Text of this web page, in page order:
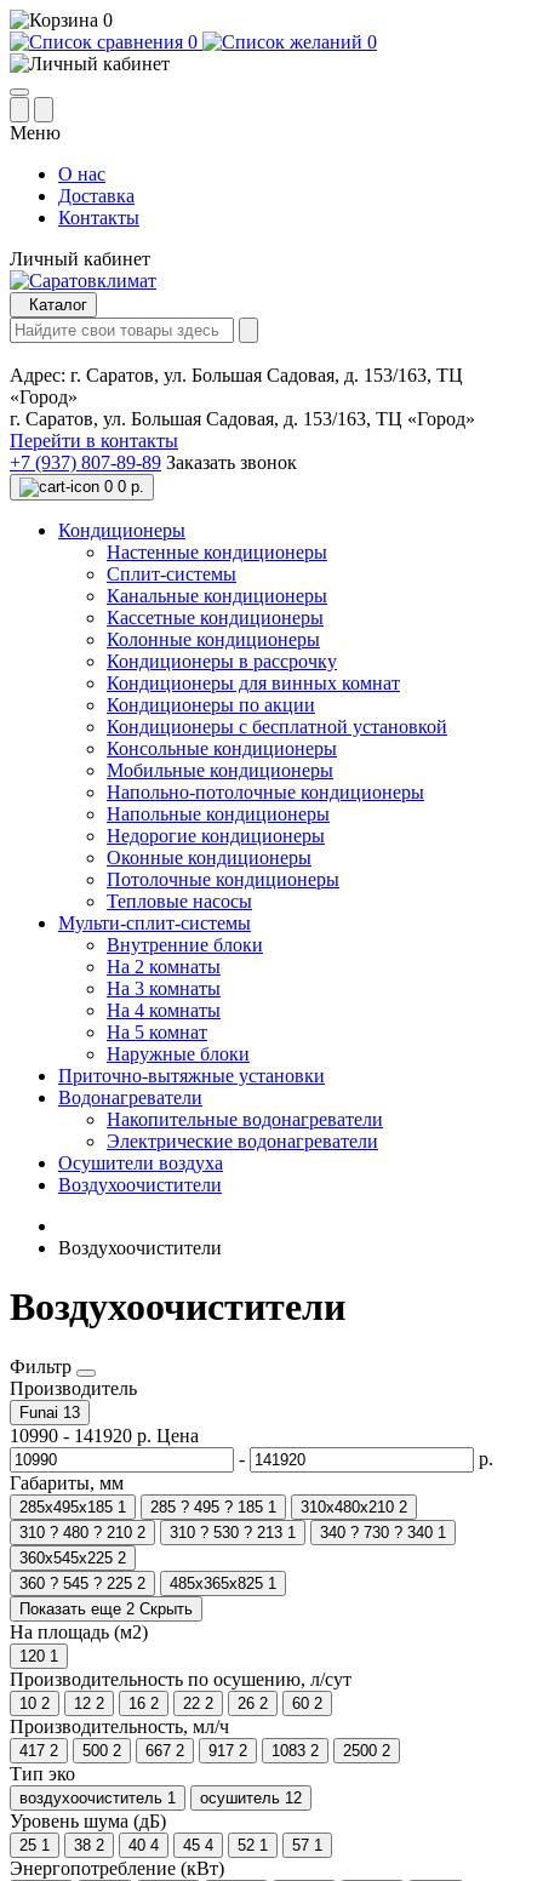
0
0
0
Меню
О нас
Доставка
Контакты
Личный кабинет
Каталог
Адрес: г. Саратов, ул. Большая Садовая, д. 153/163, ТЦ
«Город»
г. Саратов, ул. Большая Садовая, д. 153/163, ТЦ «Город»
Перейти в контакты
+7 (937) 807-89-89 Заказать звонок
0 0 р.
Кондиционеры
Настенные кондиционеры
Сплит-системы
Канальные кондиционеры
Кассетные кондиционеры
Колонные кондиционеры
Кондиционеры в рассрочку
Кондиционеры для винных комнат
Кондиционеры по акции
Кондиционеры с бесплатной установкой
Консольные кондиционеры
Мобильные кондиционеры
Напольно-потолочные кондиционеры
Напольные кондиционеры
Недорогие кондиционеры
Оконные кондиционеры
Потолочные кондиционеры
Тепловые насосы
Мульти-сплит-системы
Внутренние блоки
На 2 комнаты
На 3 комнаты
На 4 комнаты
На 5 комнат
Наружные блоки
Приточно-вытяжные установки
Водонагреватели
Накопительные водонагреватели
Электрические водонагреватели
Осушители воздуха
Воздухоочистители
Воздухоочистители
Воздухоочистители
Фильтр
Производитель
Funai 13
10990 - 141920 р. Цена
-
р.
Габариты, мм
285х495х185 1 285 ? 495 ? 185 1 310х480х210 2
310 ? 480 ? 210 2 310 ? 530 ? 213 1 340 ? 730 ? 340 1
360х545х225 2
360 ? 545 ? 225 2 485х365х825 1
Показать еще 2 Скрыть
На площадь (м2)
120 1
Производительность по осушению, л/сут
10 2 12 2 16 2 22 2 26 2 60 2
Производительность, мл/ч
417 2 500 2 667 2 917 2 1083 2 2500 2
Тип эко
воздухоочиститель 1 осушитель 12
Уровень шума (дБ)
25 1 38 2 40 4 45 4 52 1 57 1
Энергопотребление (кВт)